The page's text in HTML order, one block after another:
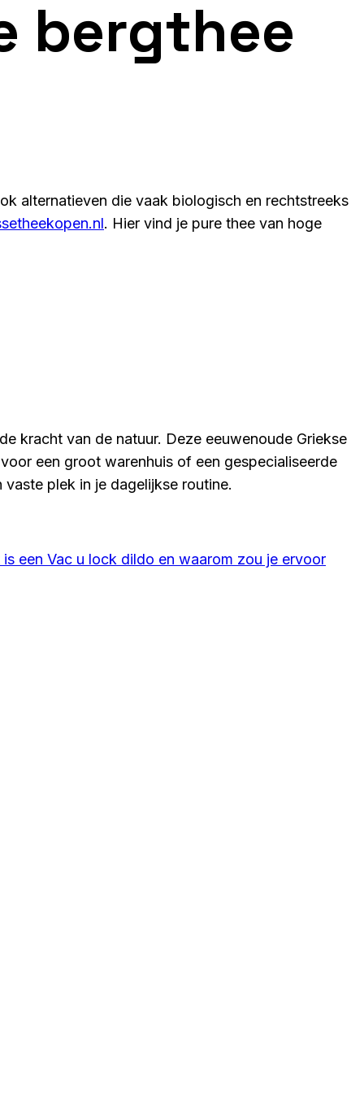
bergthee
alternatieven die vaak biologisch en rechtstreeks
. Hier vind je pure thee van hoge
kracht van de natuur. Deze eeuwenoude Griekse
een groot warenhuis of een gespecialiseerde
vaste plek in je dagelijkse routine.
een Vac u lock dildo en waarom zou je ervoor